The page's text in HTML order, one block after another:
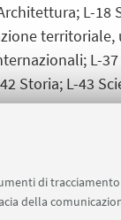
di
della
L-
L-
Storia; L-43
valutate